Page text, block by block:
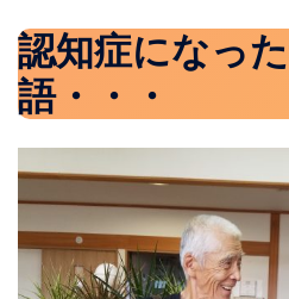
認知症になっ
語・・・